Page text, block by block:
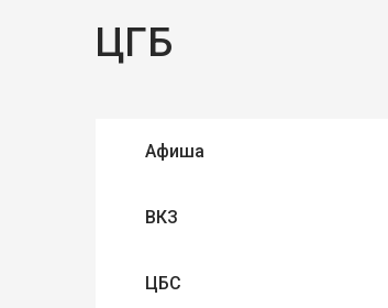
ЦГБ
Афиша
ВКЗ
ЦБС